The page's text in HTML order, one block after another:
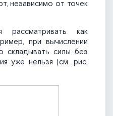
независимо от точек
как
при вычислении
складывать силы без
уже нельзя (см. рис.